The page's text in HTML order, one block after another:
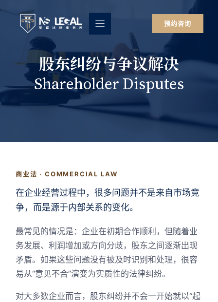
预约咨询
股东纠纷与争议解决
Shareholder Disputes
商业法 · COMMERCIAL LAW
在企业经营过程中，很多问题并不是来自市场竞
争，而是源于内部关系的变化。
最常见的情况是：企业在初期合作顺利，但随着业
务发展、利润增加或方向分歧，股东之间逐渐出现
矛盾。如果这些问题没有被及时识别和处理，很容
易从“意见不合”演变为实质性的法律纠纷。
对大多数企业而言，股东纠纷并不会一开始就以“起